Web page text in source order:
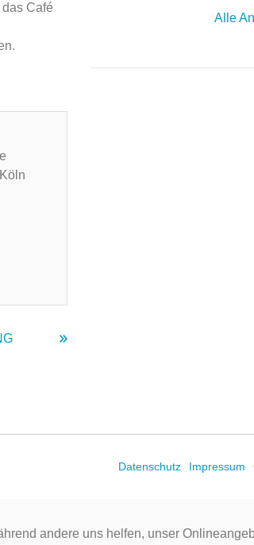
Café
Alle
Datenschutz Impressum
andere uns helfen, unser